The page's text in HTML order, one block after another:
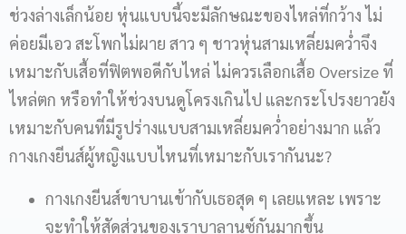
ช่วงล่างเล็กน้อย หุ่นแบบนี้จะมีลักษณะของไหล่ที่กว้าง ไม่
ค่อยมีเอว สะโพกไม่ผาย สาว ๆ ชาวหุ่นสามเหลี่ยมคว่ำจึง
เหมาะกับเสื้อที่ฟิตพอดีกับไหล่ ไม่ควรเลือกเสื้อ Oversize ที่
ไหล่ตก หรือทำให้ช่วงบนดูโครงเกินไป และกระโปรงยาวยัง
เหมาะกับคนที่มีรูปร่างแบบสามเหลี่ยมคว่ำอย่างมาก แล้ว
กางเกงยีนส์ผู้หญิงแบบไหนที่เหมาะกับเรากันนะ?
กางเกงยีนส์ขาบานเข้ากับเธอสุด ๆ เลยแหละ เพราะ
จะทำให้สัดส่วนของเราบาลานซ์กันมากขึ้น